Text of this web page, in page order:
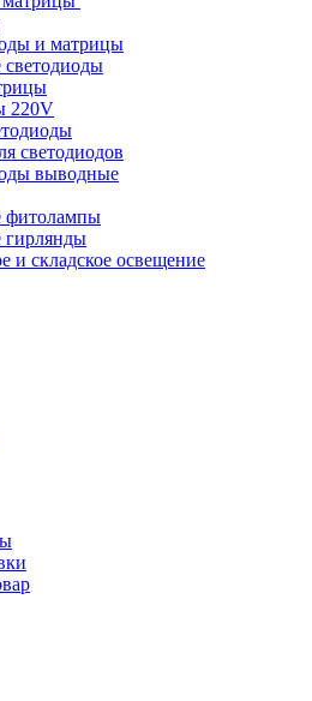
и матрицы
220V
светодиодов
выводные
фитолампы
гирлянды
складское освещение